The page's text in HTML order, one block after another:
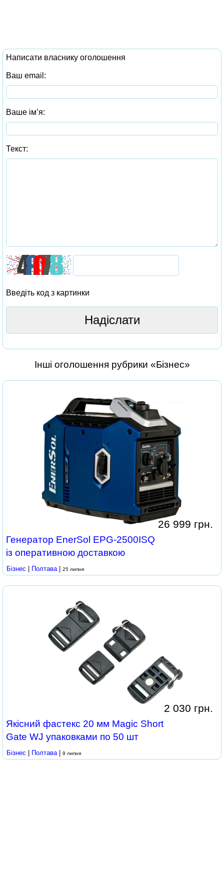
Написати власнику оголошення
Ваш email:
Ваше ім’я:
Текст:
Введіть код з картинки
Інші оголошення рубрики «Бізнес»
26 999 грн.
Генератор EnerSol EPG-2500ISQ
із оперативною доставкою
Бізнес | Полтава | 25 липня
2 030 грн.
Якісний фастекс 20 мм Magic Short
Gate WJ упаковками по 50 шт
Бізнес | Полтава | 9 липня